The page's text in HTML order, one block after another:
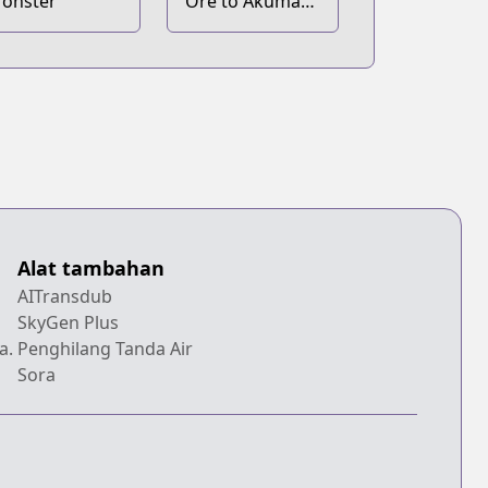
no Blues
Alat tambahan
AITransdub
SkyGen Plus
Penghilang Tanda Air
Sora